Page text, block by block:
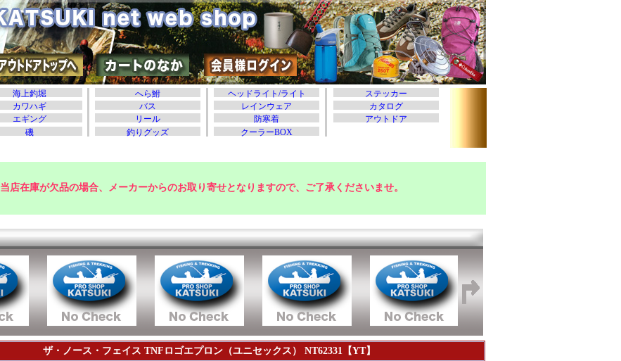
当店在庫が欠品の場合、メーカーからのお取り寄せとなりますので、ご了承くださいませ。
ザ・ノース・フェイス TNFロゴエプロン（ユニセックス） NT62331【YT】